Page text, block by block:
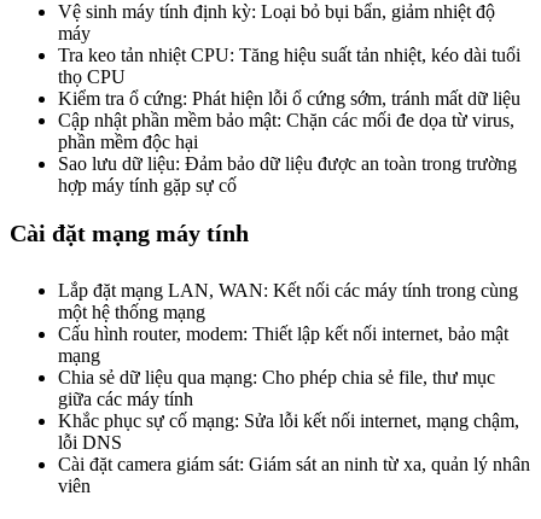
Vệ sinh máy tính định kỳ: Loại bỏ bụi bẩn, giảm nhiệt độ
máy
Tra keo tản nhiệt CPU: Tăng hiệu suất tản nhiệt, kéo dài tuổi
thọ CPU
Kiểm tra ổ cứng: Phát hiện lỗi ổ cứng sớm, tránh mất dữ liệu
Cập nhật phần mềm bảo mật: Chặn các mối đe dọa từ virus,
phần mềm độc hại
Sao lưu dữ liệu: Đảm bảo dữ liệu được an toàn trong trường
hợp máy tính gặp sự cố
Cài đặt mạng máy tính
Lắp đặt mạng LAN, WAN: Kết nối các máy tính trong cùng
một hệ thống mạng
Cấu hình router, modem: Thiết lập kết nối internet, bảo mật
mạng
Chia sẻ dữ liệu qua mạng: Cho phép chia sẻ file, thư mục
giữa các máy tính
Khắc phục sự cố mạng: Sửa lỗi kết nối internet, mạng chậm,
lỗi DNS
Cài đặt camera giám sát: Giám sát an ninh từ xa, quản lý nhân
viên